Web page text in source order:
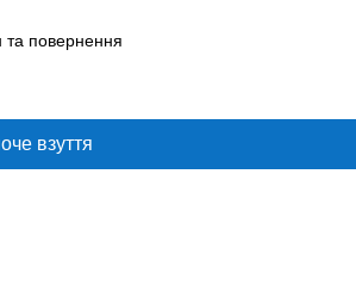
та повернення
взуття